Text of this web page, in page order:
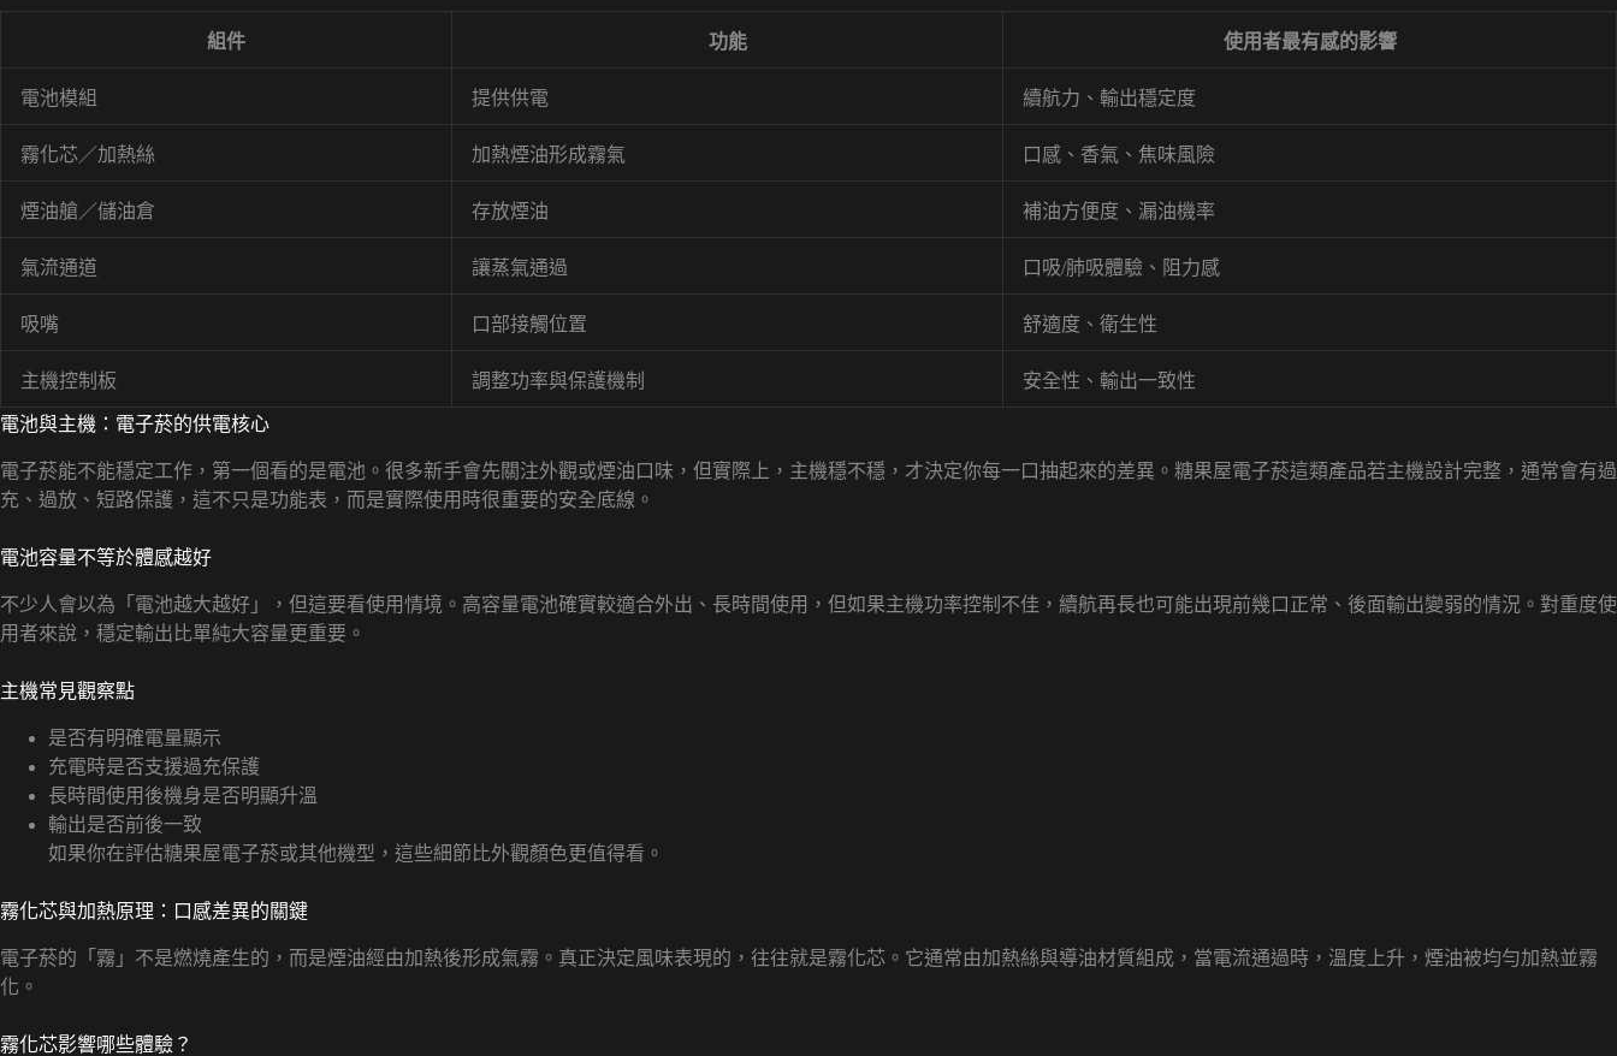
組件 功能 使用者最有感的影響
電池模組 提供供電 續航力、輸出穩定度
霧化芯／加熱絲 加熱煙油形成霧氣 口感、香氣、焦味風險
煙油艙／儲油倉 存放煙油 補油方便度、漏油機率
氣流通道 讓蒸氣通過 口吸/肺吸體驗、阻力感
吸嘴 口部接觸位置 舒適度、衛生性
主機控制板 調整功率與保護機制 安全性、輸出一致性
電池與主機：電子菸的供電核心
電子菸能不能穩定工作，第一個看的是電池。很多新手會先關注外觀或煙油口味，但實際上，主機穩不穩，才決定你每一口抽起來的差異。糖果屋電子菸這類產品若主機設計完整，通常會有過
充、過放、短路保護，這不只是功能表，而是實際使用時很重要的安全底線。
電池容量不等於體感越好
不少人會以為「電池越大越好」，但這要看使用情境。高容量電池確實較適合外出、長時間使用，但如果主機功率控制不佳，續航再長也可能出現前幾口正常、後面輸出變弱的情況。對重度使
用者來說，穩定輸出比單純大容量更重要。
主機常見觀察點
是否有明確電量顯示
充電時是否支援過充保護
長時間使用後機身是否明顯升溫
輸出是否前後一致
如果你在評估糖果屋電子菸或其他機型，這些細節比外觀顏色更值得看。
霧化芯與加熱原理：口感差異的關鍵
電子菸的「霧」不是燃燒產生的，而是煙油經由加熱後形成氣霧。真正決定風味表現的，往往就是霧化芯。它通常由加熱絲與導油材質組成，當電流通過時，溫度上升，煙油被均勻加熱並霧
化。
霧化芯影響哪些體驗？